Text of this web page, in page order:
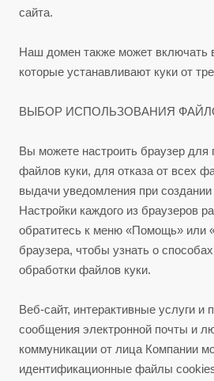
сайта.
Наш домен также может включать
которые устанавливают куки от
ВЫБОР ИСПОЛЬЗОВАНИЯ
Вы можете настроить браузер для
файлов куки, для отказа от всех
выдачи уведомления при
Настройки каждого из браузеров
обратитесь к меню «Помощь» или
браузера, чтобы узнать о
обработки файлов куки.
Веб-сайт, интерактивные услуги и
сообщения электронной почты и
коммуникации от лица Компании
идентификационные файлы